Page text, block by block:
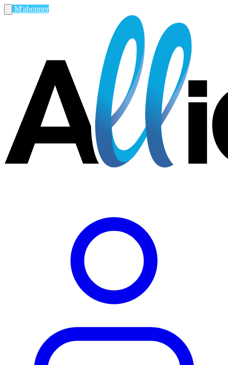
M'abonner